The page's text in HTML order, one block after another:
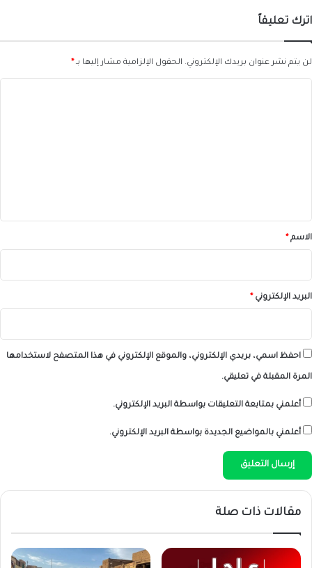
اترك تعليقاً
لن يتم نشر عنوان بريدك الإلكتروني. الحقول الإلزامية مشار إليها بـ*
*الاسم*
البريد الإلكتروني*
احفظ اسمي، بريدي الإلكتروني، والموقع الإلكتروني في هذا المتصفح لاستخدامها
المرة المقبلة في تعليقي.
أعلمني بمتابعة التعليقات بواسطة البريد الإلكتروني.
أعلمني بالمواضيع الجديدة بواسطة البريد الإلكتروني.
مقالات ذات صلة